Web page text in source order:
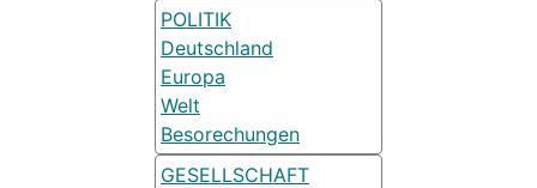
POLITIK
Deutschland
Europa
Welt
Besorechungen
GESELLSCHAFT